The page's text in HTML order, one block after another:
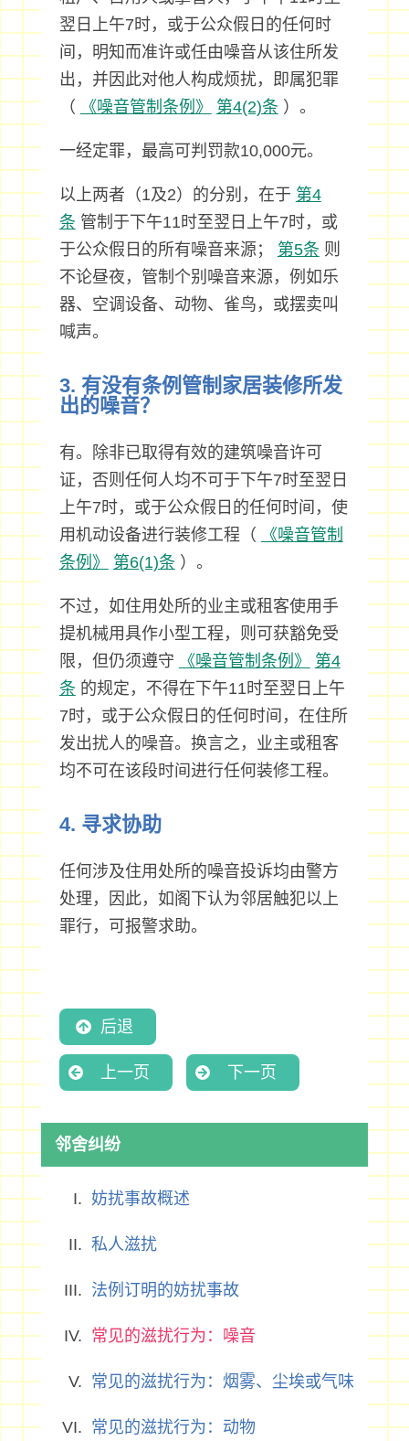
翌日上午7时，或于公众假日的任何时
间，明知而准许或任由噪音从该住所发
出，并因此对他人构成烦扰，即属犯罪
（
《噪音管制条例》 第4(2)条）。
一经定罪，最高可判罚款10,000元。
以上两者（1及2）的分别，在于 第4
条管制于下午11时至翌日上午7时，或
于公众假日的所有噪音来源； 第5条则
不论昼夜，管制个别噪音来源，例如乐
器、空调设备、动物、雀鸟，或摆卖叫
喊声。
3. 有没有条例管制家居装修所发
出的噪音？
有。除非已取得有效的建筑噪音许可
证，否则任何人均不可于下午7时至翌日
上午7时，或于公众假日的任何时间，使
用机动设备进行装修工程（
《噪音管制
条例》
第6(1)条）。
不过，如住用处所的业主或租客使用手
提机械用具作小型工程，则可获豁免受
限，但仍须遵守
《噪音管制条例》
第4
条的规定，不得在下午11时至翌日上午
7时，或于公众假日的任何时间，在住所
发出扰人的噪音。换言之，业主或租客
均不可在该段时间进行任何装修工程。
4. 寻求协助
任何涉及住用处所的噪音投诉均由警方
处理，因此，如阁下认为邻居触犯以上
罪行，可报警求助。
后退
上一页 下一页
邻舍纠纷
妨扰事故概述
私人滋扰
法例订明的妨扰事故
常见的滋扰行为：噪音
常见的滋扰行为：烟雾、尘埃或气味
常见的滋扰行为：动物